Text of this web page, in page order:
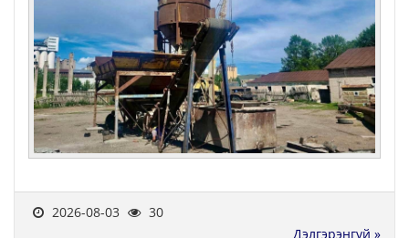
2026-08-03
30
Дэлгэрэнгүй »